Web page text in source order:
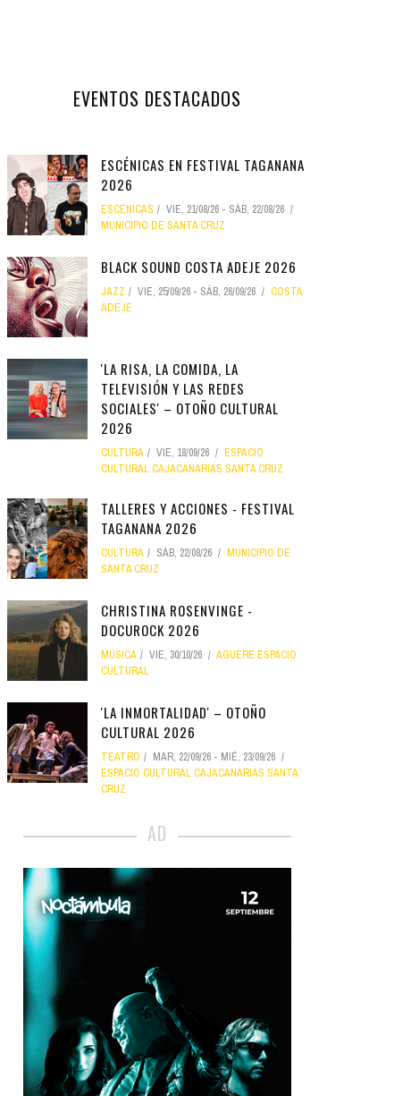
EVENTOS DESTACADOS
ESCÉNICAS EN FESTIVAL TAGANANA
2026
ESCÉNICAS VIE, 21/08/26 - SÁB, 22/08/26
MUNICIPIO DE SANTA CRUZ
BLACK SOUND COSTA ADEJE 2026
JAZZ VIE, 25/09/26 - SÁB, 26/09/26
COSTA
ADEJE
'LA RISA, LA COMIDA, LA
TELEVISIÓN Y LAS REDES
SOCIALES' – OTOÑO CULTURAL
2026
CULTURA VIE, 18/09/26
ESPACIO
CULTURAL CAJACANARIAS SANTA CRUZ
TALLERES Y ACCIONES - FESTIVAL
TAGANANA 2026
CULTURA SÁB, 22/08/26
MUNICIPIO DE
SANTA CRUZ
CHRISTINA ROSENVINGE -
DOCUROCK 2026
MÚSICA VIE, 30/10/26
AGUERE ESPACIO
CULTURAL
'LA INMORTALIDAD' – OTOÑO
CULTURAL 2026
TEATRO MAR, 22/09/26 - MIÉ, 23/09/26
ESPACIO CULTURAL CAJACANARIAS SANTA
CRUZ
AD